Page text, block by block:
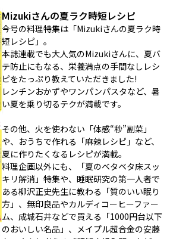
Mizukiさんの夏ラク時短レシピ
今号の料理特集は「Mizukiさんの夏ラク時
短レシピ」。
本誌連載でも大人気のMizukiさんに、夏バ
テ防止にもなる、栄養満点の手間なしレシ
ピをたっぷり教えていただきました!
レンチンおかずやワンパンパスタなど、暑
い夏を乗り切るテクが満載です。
その他、火を使わない「体感“秒”副菜」
や、おうちで作れる「麻辣レシピ」など、
夏に作りたくなるレシピが満載。
料理企画以外にも、「夏のベタベタ床スッ
キリ解消」特集や、睡眠研究の第一人者で
ある柳沢正史先生に教わる「質のいい眠り
方」、無印良品やカルディコーヒーファー
ム、成城石井などで買える「1000円台以下
のおいしい名品」、メイプル超合金の安藤